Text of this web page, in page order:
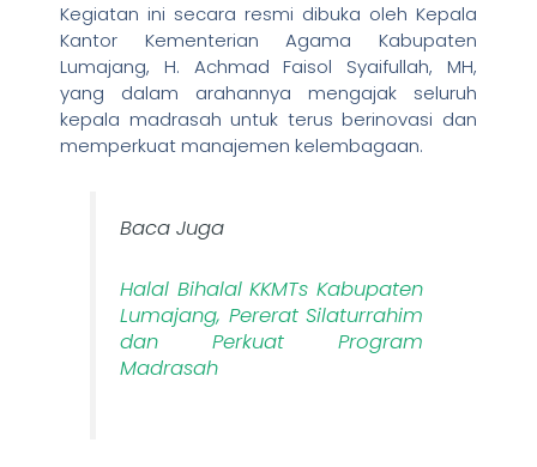
Kegiatan ini secara resmi dibuka oleh Kepala
Kantor Kementerian Agama Kabupaten
Lumajang, H. Achmad Faisol Syaifullah, MH,
yang dalam arahannya mengajak seluruh
kepala madrasah untuk terus berinovasi dan
memperkuat manajemen kelembagaan.
Baca Juga
Halal Bihalal KKMTs Kabupaten
Lumajang, Pererat Silaturrahim
dan Perkuat Program
Madrasah